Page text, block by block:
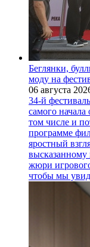
Беглянки,
моду на
06 августа
34-й
самого начала
том числе и
программе
яростный
высказанному
жюри
чтобы мы